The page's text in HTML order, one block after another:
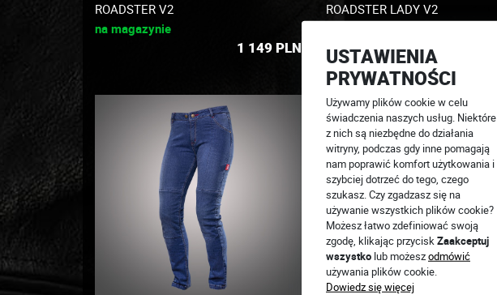
USTAWIENIA
PRYWATNOŚCI
Używamy plików cookie w celu
świadczenia naszych usług. Niektóre
z nich są niezbędne do działania
witryny, podczas gdy inne pomagają
nam poprawić komfort użytkowania i
szybciej dotrzeć do tego, czego
szukasz. Czy zgadzasz się na
używanie wszystkich plików cookie?
Możesz łatwo zdefiniować swoją
zgodę, klikając przyciskZaakceptuj
wszystko lub możeszodmówić
używania plików cookie.
Dowiedz się więcej
ROADSTER V2
na magazynie
1 149PLN
ROADSTER LADY V2